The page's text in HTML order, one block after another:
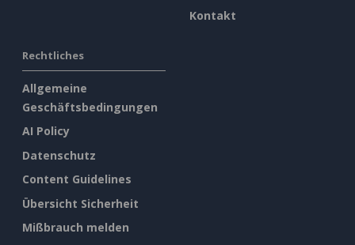
Kontakt
Rechtliches
Allgemeine
Geschäftsbedingungen
AI Policy
Datenschutz
Content Guidelines
Übersicht Sicherheit
Mißbrauch melden